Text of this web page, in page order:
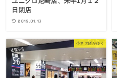
日閉店
2015.01.13
小ネタ隊がゆく